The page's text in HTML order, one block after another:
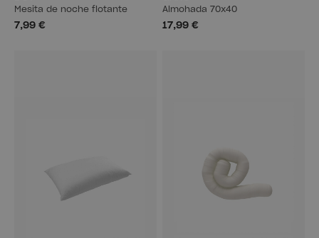
Mesita de noche flotante
7,99 €
Almohada 70x40
17,99 €